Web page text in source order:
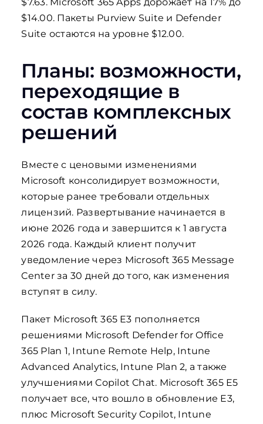
$7.63. Microsoft 365 Apps дорожает на 17% до
$14.00. Пакеты Purview Suite и Defender
Suite остаются на уровне $12.00.
Планы: возможности,
переходящие в
состав комплексных
решений
Вместе с ценовыми изменениями
Microsoft консолидирует возможности,
которые ранее требовали отдельных
лицензий. Развертывание начинается в
июне 2026 года и завершится к 1 августа
2026 года. Каждый клиент получит
уведомление через Microsoft 365 Message
Center за 30 дней до того, как изменения
вступят в силу.
Пакет Microsoft 365 E3 пополняется
решениями Microsoft Defender for Office
365 Plan 1, Intune Remote Help, Intune
Advanced Analytics, Intune Plan 2, а также
улучшениями Copilot Chat. Microsoft 365 E5
получает все, что вошло в обновление E3,
плюс Microsoft Security Copilot, Intune